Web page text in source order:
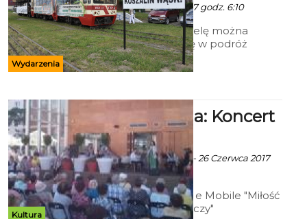
Wydarzenia
Ala - 29 Czerwca 2017 godz. 6:10
W sobotę i niedzielę można
będzie wybrać się w podróż
koszalińską wąskotorówką do
Manowa i Rosnowa. -To nie tylko
Kultura
Filharmonia: Koncert
kameralny
ekoszalin z mat. inf. - 26 Czerwca 2017
godz. 8:43
zespół La Donna e Mobile "Miłość
ci wszystko wybaczy"